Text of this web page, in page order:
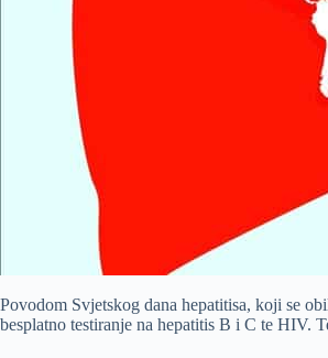
Povodom Svjetskog dana hepatitisa, koji se
besplatno testiranje na hepatitis B i C te HIV.